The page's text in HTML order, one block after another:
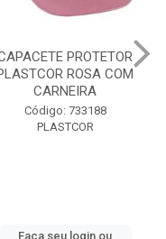
PROTETOR
ROSA COM
CARNEIRA
Código: 733188
PLASTCOR
Faça seu login ou